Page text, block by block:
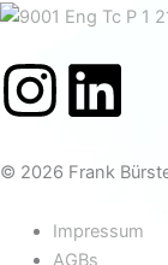
I
n
s
L
i
n
© 2026 Frank
Impressum
AGBs